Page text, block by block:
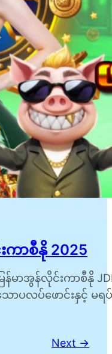
ကာစီနို 2025
န်မာအွန်လိုင်းကာစီနို
ပလပ်ဖောင်းနှင့် မရပ်
Next →